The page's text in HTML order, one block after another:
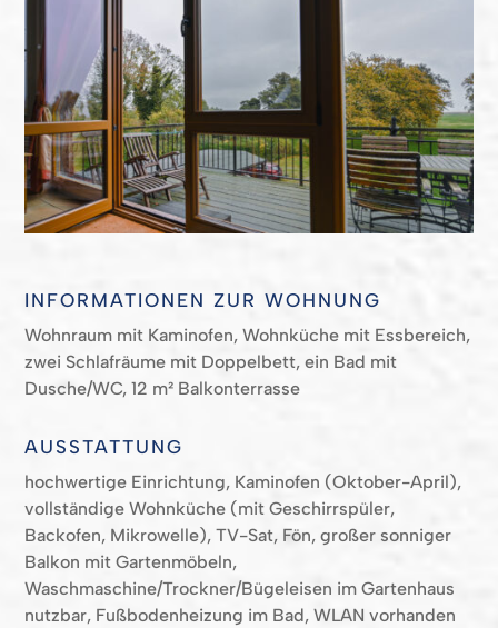
INFORMATIONEN ZUR WOHNUNG
Wohnraum mit Kaminofen, Wohnküche mit Essbereich,
zwei Schlafräume mit Doppelbett, ein Bad mit
Dusche/WC, 12 m² Balkonterrasse
AUSSTATTUNG
hochwertige Einrichtung, Kaminofen (Oktober-April),
vollständige Wohnküche (mit Geschirrspüler,
Backofen, Mikrowelle), TV-Sat, Fön, großer sonniger
Balkon mit Gartenmöbeln,
Waschmaschine/Trockner/Bügeleisen im Gartenhaus
nutzbar, Fußbodenheizung im Bad, WLAN vorhanden